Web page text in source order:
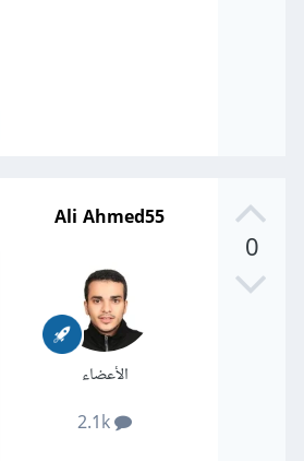
0
Ali Ahmed55
الأعضاء